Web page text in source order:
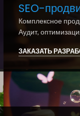
SEO-
Комплексное
Аудит,
ЗАКАЗАТЬ